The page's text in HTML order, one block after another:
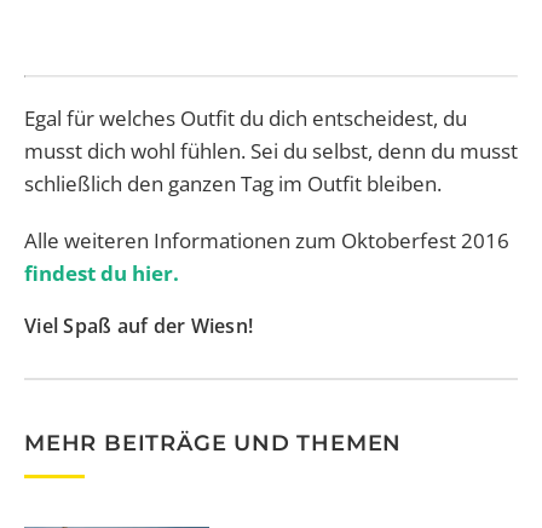
Egal für welches Outfit du dich entscheidest, du
musst dich wohl fühlen. Sei du selbst, denn du musst
schließlich den ganzen Tag im Outfit bleiben.
Alle weiteren Informationen zum Oktoberfest 2016
findest du hier.
Viel Spaß auf der Wiesn!
MEHR BEITRÄGE UND THEMEN